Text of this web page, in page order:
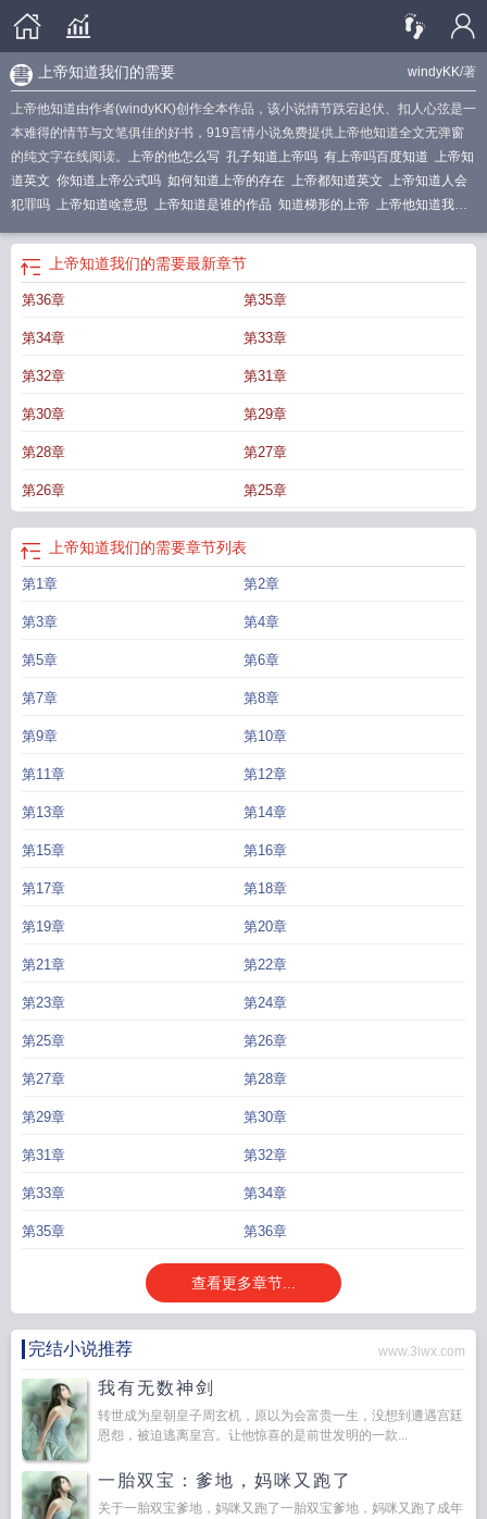
windyKK/著
上帝知道我们的需要
上帝他知道由作者(windyKK)创作全本作品，该小说情节跌宕起伏、扣人心弦是一
本难得的情节与文笔俱佳的好书，919言情小说免费提供上帝他知道全文无弹窗
的纯文字在线阅读。 上帝的他怎么写 孔子知道上帝吗 有上帝吗百度知道 上帝知
道英文 你知道上帝公式吗 如何知道上帝的存在 上帝都知道英文 上帝知道人会
犯罪吗 上帝知道啥意思 上帝知道是谁的作品 知道梯形的上帝 上帝他知道我生
上帝什么都知道 上帝知道你的需要 上帝知道我爱你
知道的作者
吗上帝知道我在哪儿 如果上帝他知道
说上帝知道一切 上帝什么都知道吗
吗知道上帝的名字 怎样知道上帝的指引上帝存在吗百度知道
帝上帝的他字怎么写 上帝知道
哪上帝知道我爱你by风过 我上帝他孙子上帝他在乎
我你的一切上帝都知道 他是我的上帝歌曲
痛苦上帝都知道上帝知道我们的一切吗我们如何知道上帝的存在上帝他有几个
师啊
怎么样知道是上帝安排的一个人等上帝救他
也哭泣上帝知道我们的未来吗只有上帝才知道电影上帝知道人的心思意念
吗上帝用它还是他 上帝知道我爱你 风过无痕在线阅读
上帝知道我们的需要最新章节
第36章 第35章
第34章 第33章
第32章 第31章
第30章 第29章
第28章 第27章
第26章 第25章
上帝知道我们的需要章节列表
第1章 第2章
第3章 第4章
第5章 第6章
第7章 第8章
第9章 第10章
第11章 第12章
第13章 第14章
第15章 第16章
第17章 第18章
第19章 第20章
第21章 第22章
第23章 第24章
第25章 第26章
第27章 第28章
第29章 第30章
第31章 第32章
第33章 第34章
第35章 第36章
查看更多章节...
完结小说推荐 www.3iwx.com
我有无数神剑
转世成为皇朝皇子周玄机，原以为会富贵一生，没想到遭遇宫廷
恩怨，被迫逃离皇宫。让他惊喜的是前世发明的一款...
一胎双宝：爹地，妈咪又跑了
关于一胎双宝爹地，妈咪又跑了一胎双宝爹地，妈咪又跑了成年